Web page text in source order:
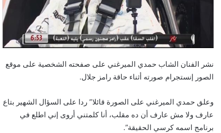
نشر الفنان الشاب حمدي الميرغني على صفحته الشخصية على موقع
الصور إنستجرام صورته أثناء حاقة رامز جلال.
وعلق حمدي الميرغني على الصورة قائلا” ردا على السؤال الشهير بتاع
عارف ولا مش عارف أن ده مقلب، أنا كلمتني أروى إني اطلع في
برنامج اسمه كرسي الحقيقة”.